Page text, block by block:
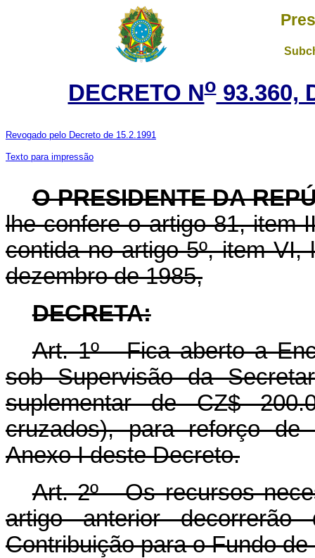
DECRETO No93.360,
Revogado pelo Decreto de 15.2.1991
Texto para impressão
O PRESIDENTE DA
lhe confere o artigo 81, item
contida no artigo 5º, item VI,
dezembro de 1985,
DECRETA:
Art. 1º - Fica aberto a
sob Supervisão da
suplementar de CZ$
cruzados), para reforço de
Anexo I deste Decreto.
Art. 2º - Os recursos
artigo anterior
Contribuição para o Fundo